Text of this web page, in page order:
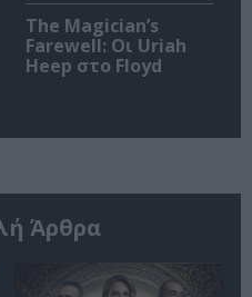
The Magician’s
Farewell: Οι Uriah
Heep στο Floyd
Άρθρα